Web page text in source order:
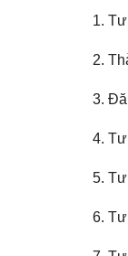
1.
2.
3.
4.
5.
6.